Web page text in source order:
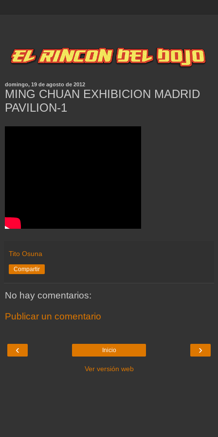
domingo, 19 de agosto de 2012
MING CHUAN EXHIBICION MADRID
PAVILION-1
Tito Osuna
Compartir
No hay comentarios:
Publicar un comentario
‹ ›
Inicio
Ver versión web